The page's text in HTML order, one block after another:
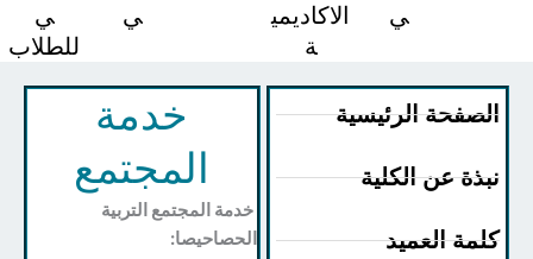
الاكاديمي
للطلاب
الرئيسية
عن الكلية
العميد
خدمة
المجتمع
خدمة المجتمع التربية
الحصاحيصا: